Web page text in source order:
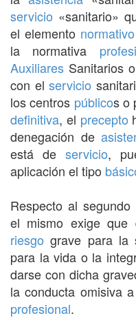
servicio «sanitario»
el elemento normativo
la normativa
Auxiliares Sanitarios
con elservicio
los centros públicos o
definitiva, el precepto
denegación de
está de servicio,
aplicación el tipo
Respecto al segundo
el mismo exige que
riesgo grave para la
para la vida o la
darse con dicha
la conducta omisiva
profesional.